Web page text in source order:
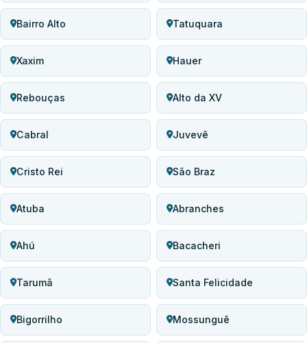
Bairro Alto Tatuquara
Xaxim Hauer
Rebouças Alto da XV
Cabral Juvevê
Cristo Rei São Braz
Atuba Abranches
Ahú Bacacheri
Tarumã Santa Felicidade
Bigorrilho Mossunguê